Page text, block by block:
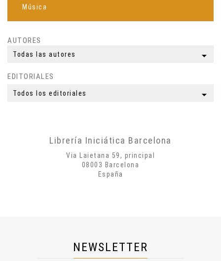
Música
Espiritualidad
Meditación
Yoga
Simbología
Mitología
AUTORES
Todas las autores arrow_drop_down
EDITORIALES
Todos los editoriales arrow_drop_down
Librería Iniciática Barcelona
Via Laietana 59, principal
08003 Barcelona
España
NEWSLETTER